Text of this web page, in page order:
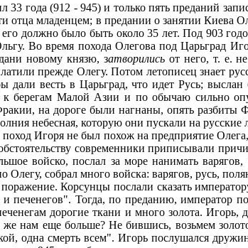
года (912 - 945) и только пять преданий
отца младенцем; в предании о занятии Киева
должно было быть около 35 лет. Под 903
Во время похода Олегова под Царьград
новому князю, затворилисьот него, т. е.
прежде Олегу. Потом летописец знает
дали весть в Царьград, что идет Русь;
берегам Малой Азии и по обычаю сильно
на дороге были нагнаны, опять
небесная, которую они пускали на
Игоря не был похож на предприятие
современники приписывали
войско, послал за море нанимать
собрал много войска: варягов, русь,
Корсунцы послали сказать
печенегов". Тогда, по преданию,
дорогие ткани и много золота.
же нам еще больше? Не бившись, возьмем
одна смерть всем". Игорь послушался